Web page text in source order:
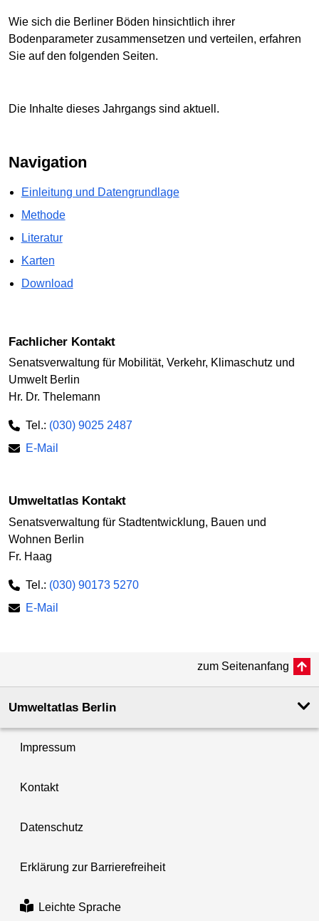
Wie sich die Berliner Böden hinsichtlich ihrer
Bodenparameter zusammensetzen und verteilen, erfahren
Sie auf den folgenden Seiten.
Die Inhalte dieses Jahrgangs sind aktuell.
Navigation
Einleitung und Datengrundlage
Methode
Literatur
Karten
Download
Fachlicher Kontakt
Senatsverwaltung für Mobilität, Verkehr, Klimaschutz und
Umwelt Berlin
Hr. Dr. Thelemann
Tel.: (030) 9025 2487
E-Mail
Umweltatlas Kontakt
Senatsverwaltung für Stadtentwicklung, Bauen und
Wohnen Berlin
Fr. Haag
Tel.: (030) 90173 5270
E-Mail
zum Seitenanfang
Umweltatlas Berlin
Impressum
Kontakt
Datenschutz
Erklärung zur Barrierefreiheit
Leichte Sprache